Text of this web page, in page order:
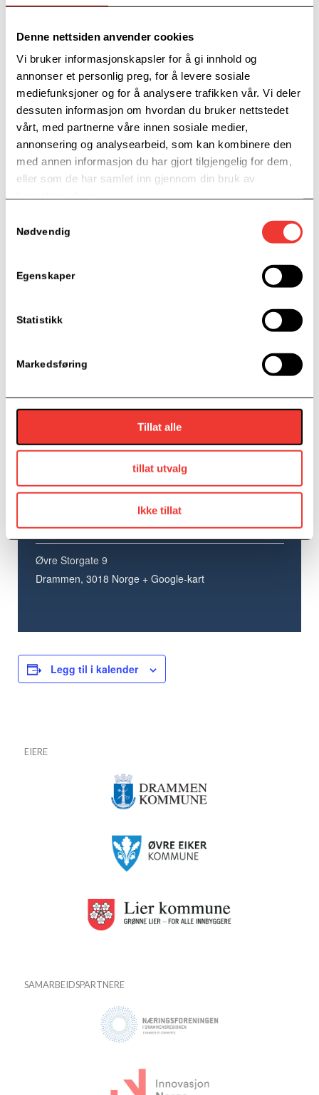
Denne nettsiden anvender cookies
Vi bruker informasjonskapsler for å gi innhold og
annonser et personlig preg, for å levere sosiale
mediefunksjoner og for å analysere trafikken vår. Vi deler
dessuten informasjon om hvordan du bruker nettstedet
vårt, med partnerne våre innen sosiale medier,
annonsering og analysearbeid, som kan kombinere den
med annen informasjon du har gjort tilgjengelig for dem,
eller som de har samlet inn gjennom din bruk av
Nødvendig
Egenskaper
Statistikk
Markedsføring
Tillat alle
tillat utvalg
Ikke tillat
25. august
09:00 — 12:00
Kategori for Arrangement:
Øvre Storgate 9, Drammen
Øvre Storgate 9
Drammen, 3018 Norge + Google-kart
Legg til i kalender
EIERE
SAMARBEIDSPARTNERE